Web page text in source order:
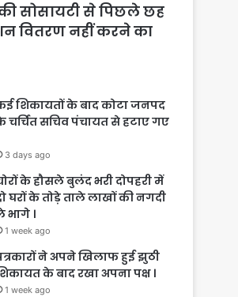
सोसायटी से पिछले छह
वितरण नहीं करने का
शिकायतों के बाद कोटा जनपद
चर्चित सचिव पंचायत से हटाए गए
3 days ago
के हौसले बुलंद भरी दोपहरी में
घरों के तोड़े ताले लाखों की नगदी
भागे ।
1 week ago
ने अपने खिलाफ हुई झुठी
के बाद रखा अपना पक्ष ।
1 week ago